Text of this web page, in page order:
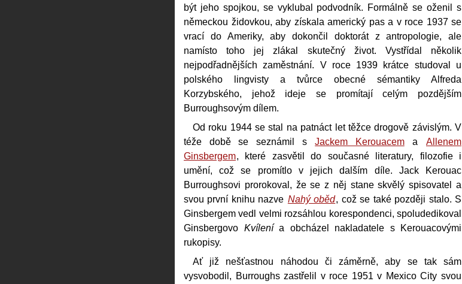
být jeho spojkou, se vyklubal podvodník. Formálně se oženil s
německou židovkou, aby získala americký pas a v roce 1937 se
vrací do Ameriky, aby dokončil doktorát z antropologie, ale
namísto toho jej zlákal skutečný život. Vystřídal několik
nejpodřadnějších zaměstnání. V roce 1939 krátce studoval u
polského lingvisty a tvůrce obecné sémantiky Alfreda
Korzybského, jehož ideje se promítají celým pozdějším
Burroughsovým dílem.
Od roku 1944 se stal na patnáct let těžce drogově závislým. V
téže době se seznámil s Jackem Kerouacem a Allenem
Ginsbergem, které zasvětil do současné literatury, filozofie i
umění, což se promítlo v jejich dalším díle. Jack Kerouac
Burroughsovi prorokoval, že se z něj stane skvělý spisovatel a
svou první knihu nazve Nahý oběd, což se také později stalo. S
Ginsbergem vedl velmi rozsáhlou korespondenci, spoludedikoval
Ginsbergovo Kvílenía obcházel nakladatele s Kerouacovými
rukopisy.
Ať již nešťastnou náhodou či záměrně, aby se tak sám
vysvobodil, Burroughs zastřelil v roce 1951 v Mexico City svou